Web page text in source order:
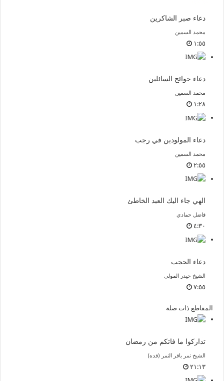
دعاء صبر الشاكرين
محمد السمين
١:٥٥
دعاء حوائج السائلين
محمد السمين
١:٢٨
دعاء المولودين في رجب
محمد السمين
٢:٥٥
الهي جاء اليك العبد الخاطئ
فاضل حمادي
٤:٣٠
دعاء الحجب
الشيخ حيدر المولى
٧:٥٥
المقاطع ذات صلة
تداركوا ما فاتكم من رمضان
الشيخ نمر باقر النمر (قده)
٢١:١٣